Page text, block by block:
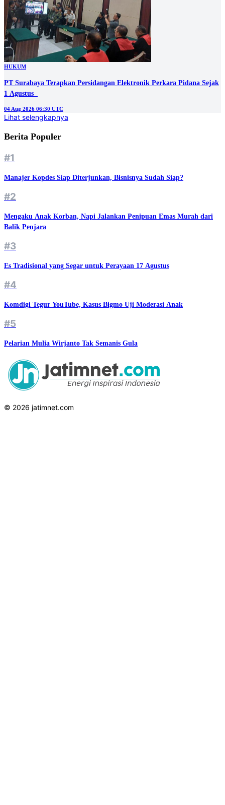
HUKUM
PT Surabaya Terapkan Persidangan Elektronik Perkara Pidana Sejak
1 Agustus
04 Aug 2026 06:30 UTC
Lihat selengkapnya
Berita Populer
#1
Manajer Kopdes Siap Diterjunkan, Bisnisnya Sudah Siap?
#2
Mengaku Anak Korban, Napi Jalankan Penipuan Emas Murah dari
Balik Penjara
#3
Es Tradisional yang Segar untuk Perayaan 17 Agustus
#4
Komdigi Tegur YouTube, Kasus Bigmo Uji Moderasi Anak
#5
Pelarian Mulia Wirjanto Tak Semanis Gula
© 2026 jatimnet.com